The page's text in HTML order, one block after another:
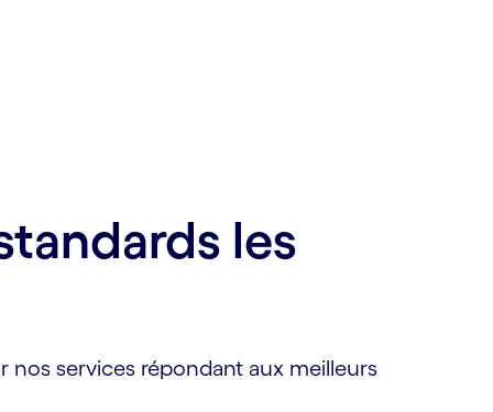
les
nos services répondant aux meilleurs